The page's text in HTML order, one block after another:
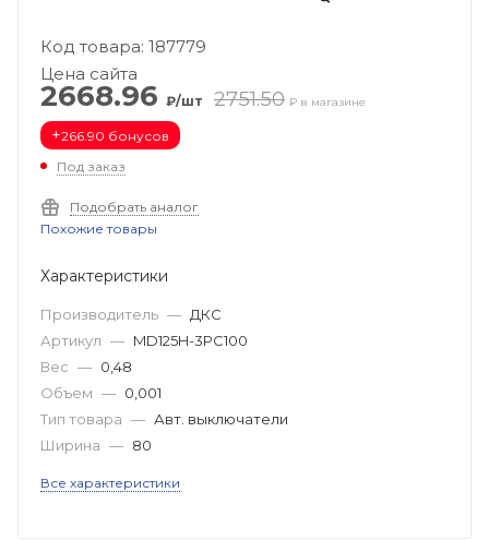
Код товара: 187779
Цена сайта
2668.96 ₽/шт 2751.50 ₽ в магазине
+266.90 бонусов
Под заказ
Подобрать аналог
Похожие товары
Характеристики
Производитель — ДКС
Артикул — MD125H-3PC100
Вес — 0,48
Объем — 0,001
Тип товара — Авт. выключатели
Ширина — 80
Все характеристики